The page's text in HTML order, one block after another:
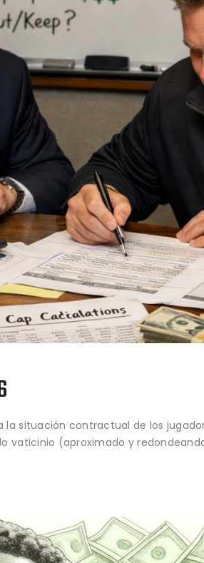
la situación contractual de los
vaticinio (aproximado y